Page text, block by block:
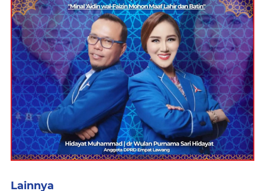
Lainnya